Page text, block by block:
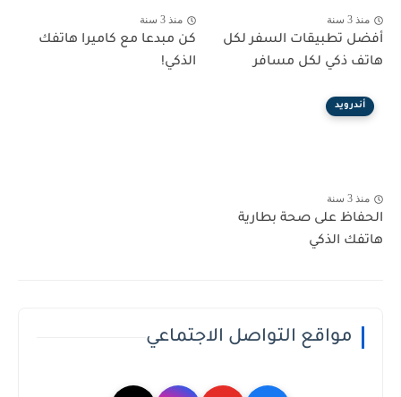
منذ 3 سنة
أفضل تطبيقات السفر لكل
هاتف ذكي لكل مسافر
منذ 3 سنة
كن مبدعا مع كاميرا هاتفك
الذكي!
أندرويد
منذ 3 سنة
الحفاظ على صحة بطارية
هاتفك الذكي
مواقع التواصل الاجتماعي